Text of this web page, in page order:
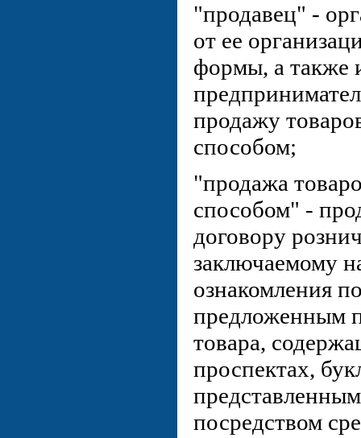
"продавец" -
от ее
формы, а также
продажу
способом;
"продажа
способом" -
договору
заключаемому
ознакомления
предложенным
товара,
проспектах,
посредством